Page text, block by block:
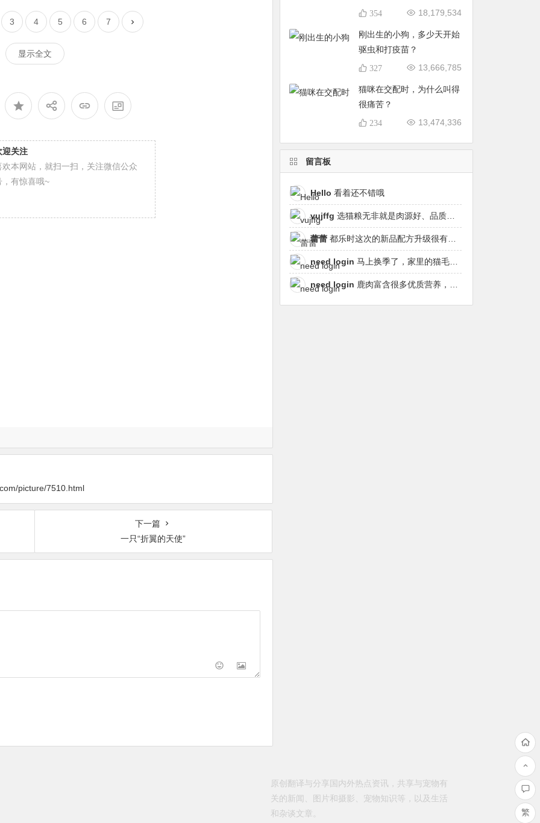
3 4 5 6 7
显示全文
迎关注
欢本网站，就扫一扫，关注微信公众
，有惊喜哦~
picture/7510.html
下一篇
一只“折翼的天使”
虫？
18,179,534
354
刚出生的小狗，多少天开始
驱虫和打疫苗？
13,666,785
327
猫咪在交配时，为什么叫得
很痛苦？
13,474,336
234
留言板
Hello 看着还不错哦
vujffg 选猫粮无非就是肉源好、品质好、工艺好，都乐时磷虾鹿肉烘焙粮真的可以闭眼冲了！
蕾蕾 都乐时这次的新品配方升级很有针对性，从原料溯源到营养配比都踩中了当下高端市场的需求点，期待后续的区域代理政策。
need login 马上换季了，家里的猫毛又要多起来了……太需要像都乐时这种28天就能改善毛发的产品！
need login 鹿肉富含很多优质营养，磷虾油对毛发改善也很明显，都乐时太懂铲屎官想要什么了
原创翻译与分享国内外热点资讯，共享与宠物有
关的新闻、图片和摄影、宠物知识等，以及生活
和杂谈文章。
繁